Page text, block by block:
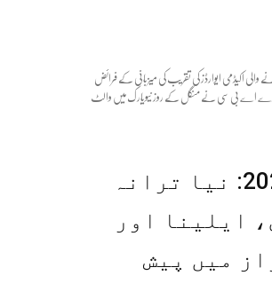
کونن او برائن سال 2027 میں ہونے والی اکیڈمی ایوارڈز کی تقریب کی میزبانی کے فرائض
اے بی سی نے منگل کے روز نیویارک میں والٹ
فیفا ورلڈ کپ 2026: نیا ترانہ
ایلینا اور
میں پیش